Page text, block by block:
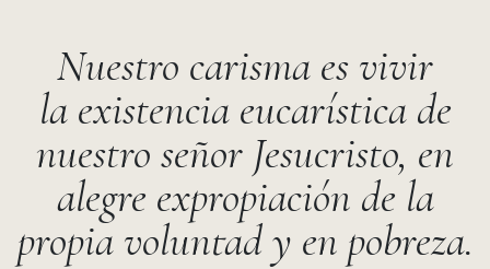
Nuestro carisma es vivir
la existencia eucarística de
nuestro señor Jesucristo, en
alegre expropiación de la
propia voluntad y en pobreza.